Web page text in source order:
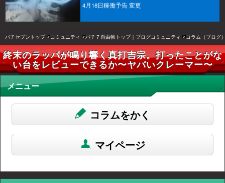
4月18日稼働予告 変更
パチセブントップ コミュニティ パチ７自由帳トップ｜ブログコミュニティ コラム（ブログ
終末のラッパが鳴り響く真打吉宗。打ったことがな
い台をレビューできるか〜ヤバいクレーマー〜
メニュー
コラムをかく
マイページ